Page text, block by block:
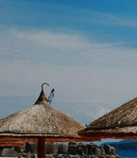
際
-
越
南